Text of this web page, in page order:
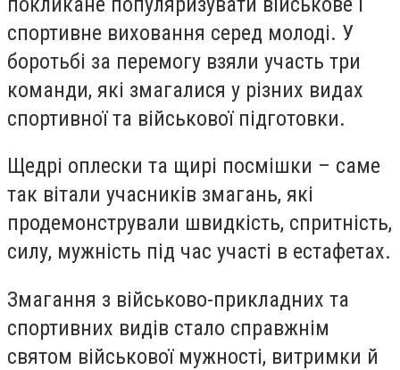
спортивне виховання серед молоді. У
боротьбі за перемогу взяли участь три
команди, які змагалися у різних видах
спортивної та військової підготовки.
Щедрі оплески та щирі посмішки – саме
так вітали учасників змагань, які
продемонстрували швидкість, спритність,
силу, мужність під час участі в естафетах.
Змагання з військово-прикладних та
спортивних видів стало справжнім
святом військової мужності, витримки й